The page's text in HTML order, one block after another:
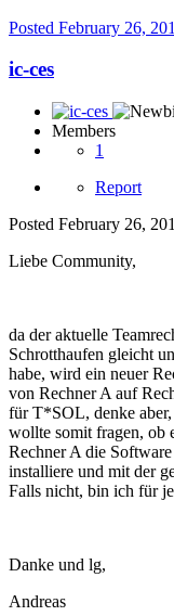
Posted February 26,
ic-ces
Members
1
Report
Posted February 26,
Liebe Community,
da der aktuelle
Schrotthaufen gleicht
habe, wird ein neuer
von Rechner A auf
für T*SOL, denke aber,
wollte somit fragen, ob
Rechner A die
installiere und mit der
Falls nicht, bin ich für
Danke und lg,
Andreas